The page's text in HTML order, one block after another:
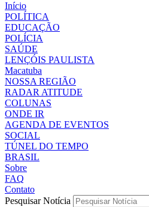
Início
POLÍTICA
EDUCAÇÃO
POLÍCIA
SAÚDE
LENÇÓIS PAULISTA
Macatuba
NOSSA REGIÃO
RADAR ATITUDE
COLUNAS
ONDE IR
AGENDA DE EVENTOS
SOCIAL
TÚNEL DO TEMPO
BRASIL
Sobre
FAQ
Contato
Pesquisar Notícia